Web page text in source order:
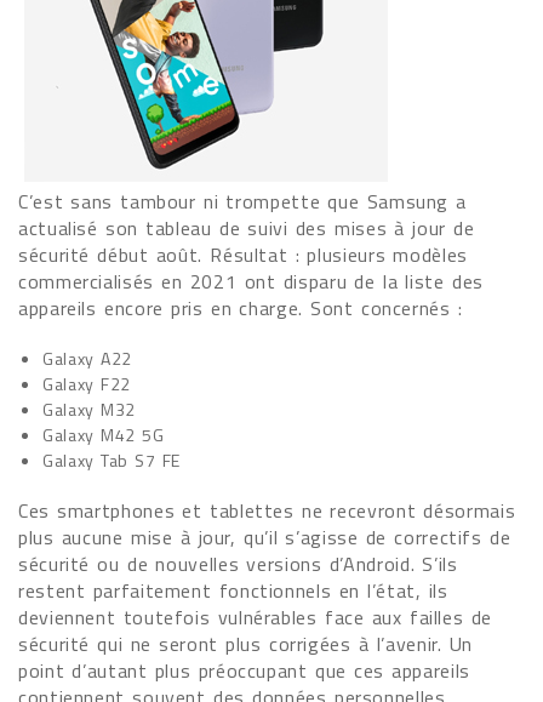
C’est sans tambour ni trompette que Samsung a
actualisé son tableau de suivi des mises à jour de
sécurité début août. Résultat : plusieurs modèles
commercialisés en 2021 ont disparu de la liste des
appareils encore pris en charge. Sont concernés :
Galaxy A22
Galaxy F22
Galaxy M32
Galaxy M42 5G
Galaxy Tab S7 FE
Ces smartphones et tablettes ne recevront désormais
plus aucune mise à jour, qu’il s’agisse de correctifs de
sécurité ou de nouvelles versions d’Android. S’ils
restent parfaitement fonctionnels en l’état, ils
deviennent toutefois vulnérables face aux failles de
sécurité qui ne seront plus corrigées à l’avenir. Un
point d’autant plus préoccupant que ces appareils